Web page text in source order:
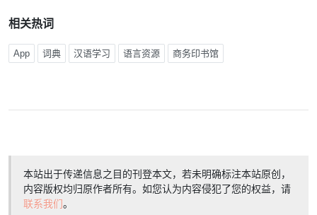
相关热词
App 词典 汉语学习 语言资源 商务印书馆
本站出于传递信息之目的刊登本文，若未明确标注本站原创，
内容版权均归原作者所有。如您认为内容侵犯了您的权益，请
联系我们。